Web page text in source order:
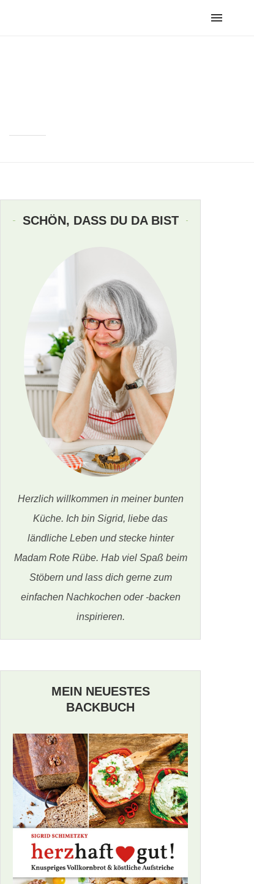
SCHÖN, DASS DU DA BIST
Herzlich willkommen in meiner bunten
Küche. Ich bin Sigrid, liebe das
ländliche Leben und stecke hinter
Madam Rote Rübe. Hab viel Spaß beim
Stöbern und lass dich gerne zum
einfachen Nachkochen oder -backen
inspirieren.
MEIN NEUESTES
BACKBUCH